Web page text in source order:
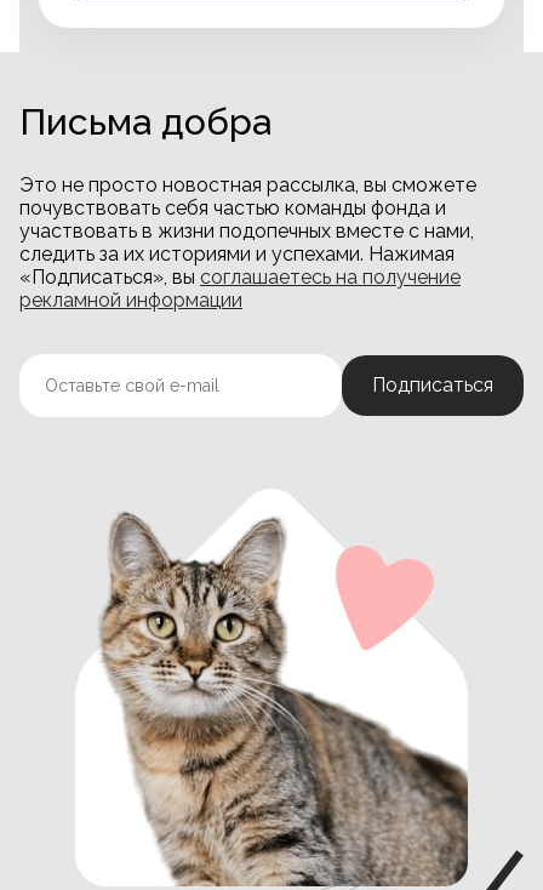
Письма добра
Это не просто новостная рассылка, вы сможете
почувствовать себя частью команды фонда и
участвовать в жизни подопечных вместе с нами,
следить за их историями и успехами. Нажимая
«Подписаться», вы соглашаетесь на получение
рекламной информации